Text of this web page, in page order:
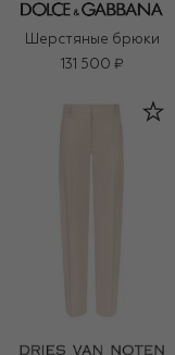
Шерстяные брюки
131 500 ₽